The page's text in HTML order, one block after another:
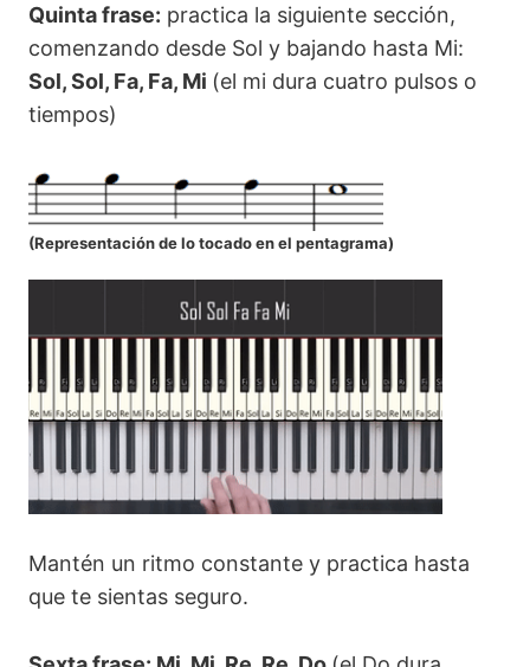
Quinta frase: practica la siguiente sección,
comenzando desde Sol y bajando hasta Mi:
Sol, Sol, Fa, Fa, Mi (el mi dura cuatro pulsos o
tiempos)
(Representación de lo tocado en el pentagrama)
Mantén un ritmo constante y practica hasta
que te sientas seguro.